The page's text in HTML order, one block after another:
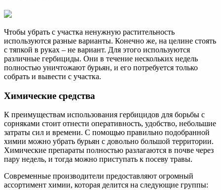
Чтобы убрать с участка ненужную растительность
используются разные варианты. Конечно же, на целине стоять
с тяпкой в руках – не вариант. Для этого используются
различные гербициды. Они в течение нескольких недель
полностью уничтожают бурьян, и его потребуется только
собрать и вывести с участка.
Химические средства
К преимуществам использования гербицидов для борьбы с
сорняками стоит отнести оперативность, удобство, небольшие
затраты сил и времени. С помощью правильно подобранной
химии можно убрать бурьян с довольно большой территории.
Химические препараты полностью разлагаются в почве через
пару недель, и тогда можно приступать к посеву травы.
Современные производители предоставляют огромный
ассортимент химии, которая делится на следующие группы: